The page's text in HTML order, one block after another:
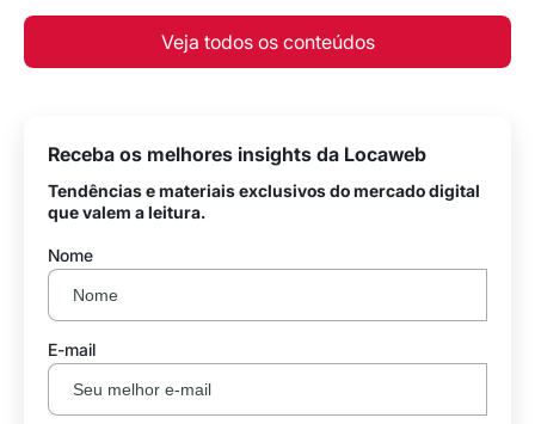
Veja todos os conteúdos
Receba os melhores insights da Locaweb
Tendências e materiais exclusivos do mercado digital
que valem a leitura.
Nome
E-mail